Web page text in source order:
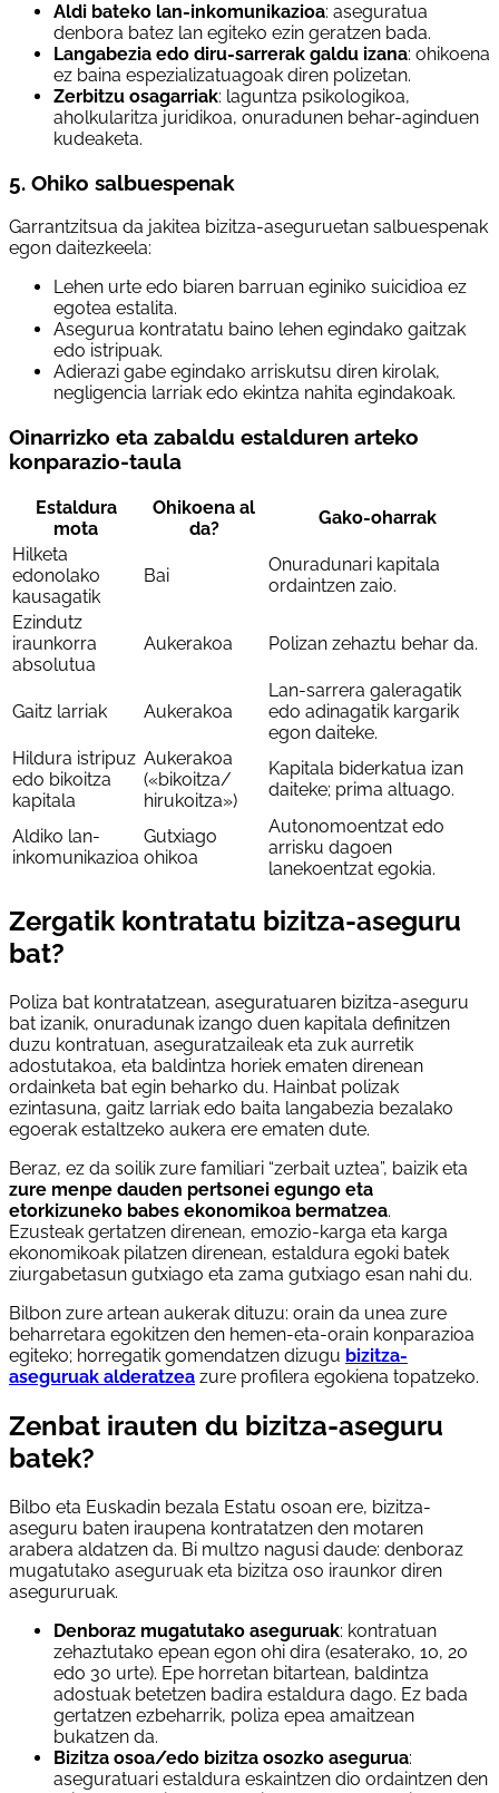
Aldi bateko lan-inkomunikazioa: aseguratua
denbora batez lan egiteko ezin geratzen bada.
Langabezia edo diru-sarrerak galdu izana: ohikoena
ez baina espezializatuagoak diren polizetan.
Zerbitzu osagarriak: laguntza psikologikoa,
aholkularitza juridikoa, onuradunen behar-aginduen
kudeaketa.
5. Ohiko salbuespenak
Garrantzitsua da jakitea bizitza-aseguruetan salbuespenak
egon daitezkeela:
Lehen urte edo biaren barruan eginiko suicidioa ez
egotea estalita.
Asegurua kontratatu baino lehen egindako gaitzak
edo istripuak.
Adierazi gabe egindako arriskutsu diren kirolak,
negligencia larriak edo ekintza nahita egindakoak.
Oinarrizko eta zabaldu estalduren arteko
konparazio-taula
Estaldura
mota
Ohikoena al
da?
Gako-oharrak
Hilketa
edonolako
kausagatik
Bai
Onuradunari kapitala
ordaintzen zaio.
Ezindutz
iraunkorra
absolutua
Aukerakoa Polizan zehaztu behar da.
Gaitz larriak Aukerakoa
Lan-sarrera galeragatik
edo adinagatik kargarik
egon daiteke.
Hildura istripuz
edo bikoitza
kapitala
Aukerakoa
(«bikoitza/
hirukoitza»)
Kapitala biderkatua izan
daiteke; prima altuago.
Aldiko lan-
inkomunikazioa
Gutxiago
ohikoa
Autonomoentzat edo
arrisku dagoen
lanekoentzat egokia.
Zergatik kontratatu bizitza-aseguru
bat?
Poliza bat kontratatzean, aseguratuaren bizitza-aseguru
bat izanik, onuradunak izango duen kapitala definitzen
duzu kontratuan, aseguratzaileak eta zuk aurretik
adostutakoa, eta baldintza horiek ematen direnean
ordainketa bat egin beharko du. Hainbat polizak
ezintasuna, gaitz larriak edo baita langabezia bezalako
egoerak estaltzeko aukera ere ematen dute.
Beraz, ez da soilik zure familiari “zerbait uztea”, baizik eta
zure menpe dauden pertsonei egungo eta
etorkizuneko babes ekonomikoa bermatzea.
Ezusteak gertatzen direnean, emozio-karga eta karga
ekonomikoak pilatzen direnean, estaldura egoki batek
ziurgabetasun gutxiago eta zama gutxiago esan nahi du.
Bilbon zure artean aukerak dituzu: orain da unea zure
beharretara egokitzen den hemen-eta-orain konparazioa
egiteko; horregatik gomendatzen dizugu bizitza-
aseguruak alderatzea zure profilera egokiena topatzeko.
Zenbat irauten du bizitza-aseguru
batek?
Bilbo eta Euskadin bezala Estatu osoan ere, bizitza-
aseguru baten iraupena kontratatzen den motaren
arabera aldatzen da. Bi multzo nagusi daude: denboraz
mugatutako aseguruak eta bizitza oso iraunkor diren
asegururuak.
Denboraz mugatutako aseguruak: kontratuan
zehaztutako epean egon ohi dira (esaterako, 10, 20
edo 30 urte). Epe horretan bitartean, baldintza
adostuak betetzen badira estaldura dago. Ez bada
gertatzen ezbeharrik, poliza epea amaitzean
bukatzen da.
Bizitza osoa/edo bizitza osozko asegurua:
aseguratuari estaldura eskaintzen dio ordaintzen den